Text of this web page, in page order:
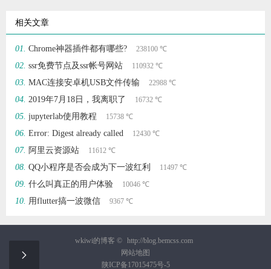

相关文章
Chrome神器插件都有哪些? 238100 ℃
ssr免费节点及ssr帐号网站 110932 ℃
MAC连接安卓机USB文件传输 22988 ℃
2019年7月18日，我离职了 16732 ℃
jupyterlab使用教程 15738 ℃
Error: Digest already called 12430 ℃
阿里云资源站 11612 ℃
QQ小程序是否会成为下一波红利 11497 ℃
什么叫真正的用户体验 10046 ℃
用flutter搞一波微信 9367 ℃
wkiwi的博客 © http://blog.bemcss.com
网站地图
陕ICP备17015475号-5